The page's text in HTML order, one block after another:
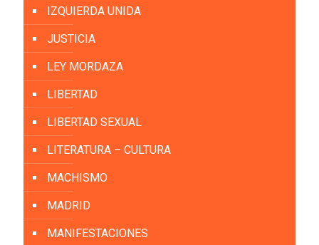
IZQUIERDA UNIDA
JUSTICIA
LEY MORDAZA
LIBERTAD
LIBERTAD SEXUAL
LITERATURA – CULTURA
MACHISMO
MADRID
MANIFESTACIONES